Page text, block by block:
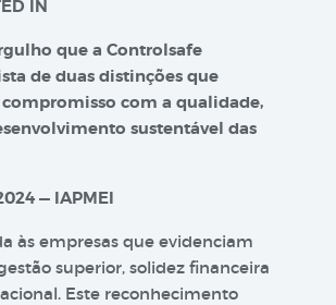
IN
que a Controlsafe
de duas distinções que
com a qualidade,
sustentável das
— IAPMEI
às empresas que evidenciam
superior, solidez financeira
Este reconhecimento